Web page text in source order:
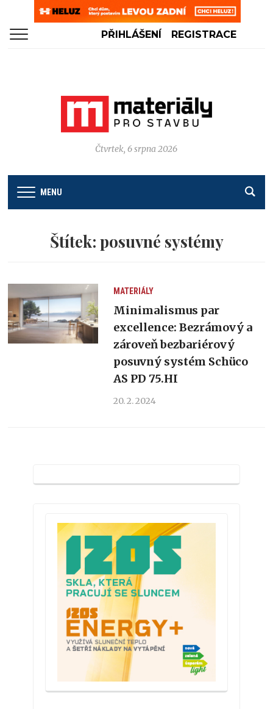
PŘIHLÁŠENÍ REGISTRACE
Čtvrtek, 6 srpna 2026
MENU
Štítek: posuvné systémy
MATERIÁLY
Minimalismus par
excellence: Bezrámový a
zároveň bezbariérový
posuvný systém Schüco
AS PD 75.HI
20. 2. 2024